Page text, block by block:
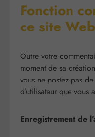
Fonction
ce site Web
Outre votre
moment de sa
vous ne postez pas
d’utilisateur que vous
Enregistrement de